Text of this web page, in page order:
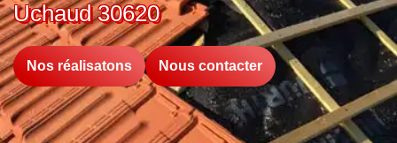
Uchaud 30620
Nos réalisatons Nous contacter